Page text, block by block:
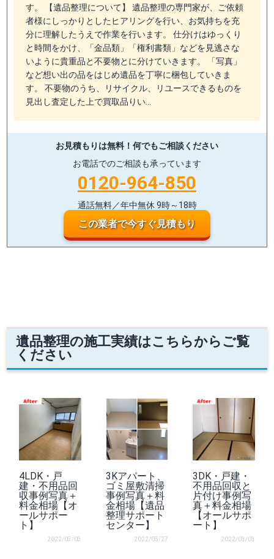
す。 【遺品整理について】 遺品整理の専門家が、ご依頼
者様にしっかりとしたヒアリングを行い、お気持ちを充
分に理解したうえで作業を行います。 仕分けはゆっくり
と時間をかけ、「金品類」「権利書類」などを見逃さな
いように貴重品と不要物とに分けていきます。 「写真」
など想い出の品をはじめ遺品を丁寧に梱包していきま
す。 不要物のうち、リサイクル、リユースできるものを
見出し査定した上で買取品りい…
お見積もりは無料！ 何でもご相談ください
お電話でのご相談も承っています
0120-964-850
通話無料／年中無休 9時～18時
この業者で今すぐ見積もり
遺品整理の施工実績はこちらからご覧
ください
4LDK・戸
建・不用品回
収事例写真＋
料金相場【オ
ールサポー
ト】
2022/03/03
3Kアパート、
ゴミ屋敷清掃
事例写真＋料
金相場【遺品
整理サポート
センター】
2022/05/27
3DK・戸建・
不用品回収と
片付け事例写
真＋料金相場
【オールサポ
ート】
2022/03/03